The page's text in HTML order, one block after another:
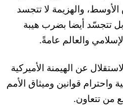
والهزيمة لا تتجسد
تتجسّد أيضا بضرب هيبة
والعالم عامةً.
عن الهيمنة الأميركية
واحترام قوانين وميثاق الأمم
من تتعاون.